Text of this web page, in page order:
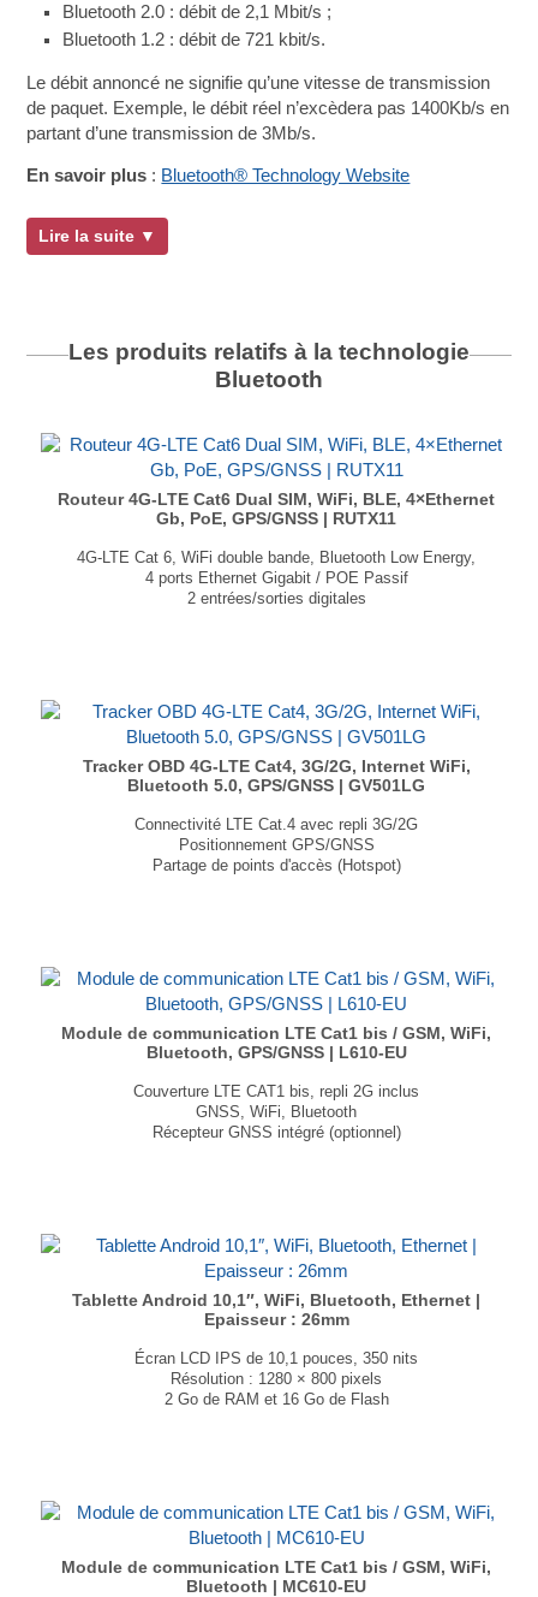
Bluetooth 2.0 : débit de 2,1 Mbit/s ;
Bluetooth 1.2 : débit de 721 kbit/s.
Le débit annoncé ne signifie qu’une vitesse de transmission
de paquet. Exemple, le débit réel n’excèdera pas 1400Kb/s en
partant d’une transmission de 3Mb/s.
En savoir plus : Bluetooth® Technology Website
Lire la suite ▼
Les produits relatifs à la technologie
Bluetooth
Routeur 4G-LTE Cat6 Dual SIM, WiFi, BLE, 4×Ethernet
Gb, PoE, GPS/GNSS | RUTX11
4G-LTE Cat 6, WiFi double bande, Bluetooth Low Energy,
4 ports Ethernet Gigabit / POE Passif
2 entrées/sorties digitales
...
Tracker OBD 4G-LTE Cat4, 3G/2G, Internet WiFi,
Bluetooth 5.0, GPS/GNSS | GV501LG
Connectivité LTE Cat.4 avec repli 3G/2G
Positionnement GPS/GNSS
Partage de points d'accès (Hotspot)
...
Module de communication LTE Cat1 bis / GSM, WiFi,
Bluetooth, GPS/GNSS | L610-EU
Couverture LTE CAT1 bis, repli 2G inclus
GNSS, WiFi, Bluetooth
Récepteur GNSS intégré (optionnel)
Tablette Android 10,1″, WiFi, Bluetooth, Ethernet |
Epaisseur : 26mm
Écran LCD IPS de 10,1 pouces, 350 nits
Résolution : 1280 × 800 pixels
2 Go de RAM et 16 Go de Flash
Module de communication LTE Cat1 bis / GSM, WiFi,
Bluetooth | MC610-EU